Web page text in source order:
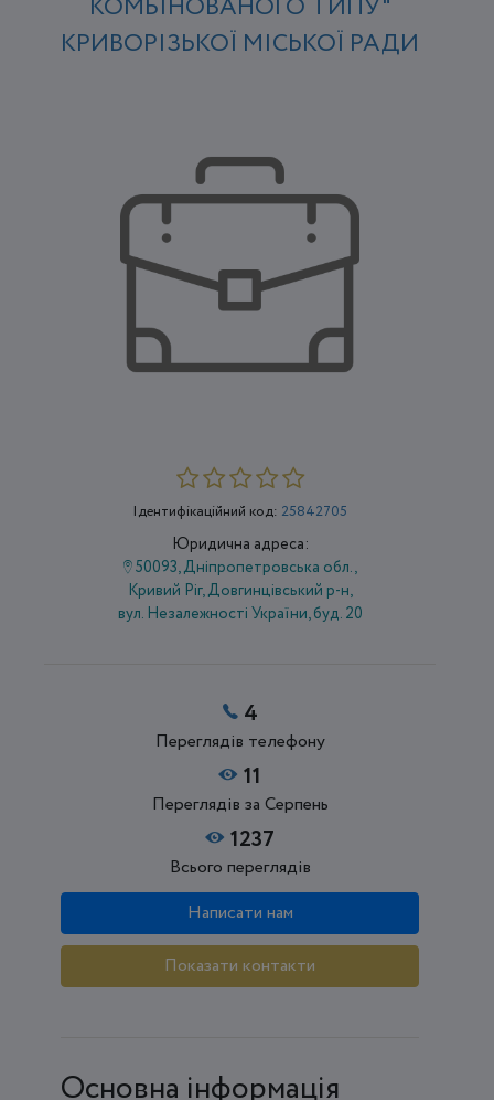
КОМБІНОВАНОГО ТИПУ"
КРИВОРІЗЬКОЇ МІСЬКОЇ РАДИ
Ідентифікаційний код: 25842705
Юридична адреса:
50093, Дніпропетровська обл.,
Кривий Ріг, Довгинцівський р-н,
вул. Незалежності України, буд. 20
4
Переглядів телефону
11
Переглядів за Серпень
1237
Всього переглядів
Написати нам
Показати контакти
Основна інформація